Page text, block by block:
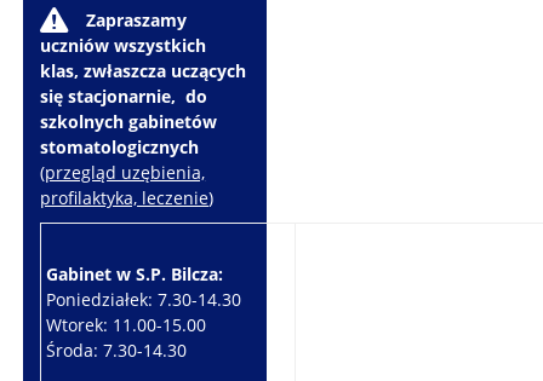
W
Zapraszamy
uczniów wszystkich
klas, zwłaszcza uczących
się stacjonarnie, do
szkolnych gabinetów
stomatologicznych
(przegląd uzębienia,
profilaktyka, leczenie)
Gabinet w S.P. Bilcza:
Poniedziałek: 7.30-14.30
Wtorek: 11.00-15.00
Środa: 7.30-14.30